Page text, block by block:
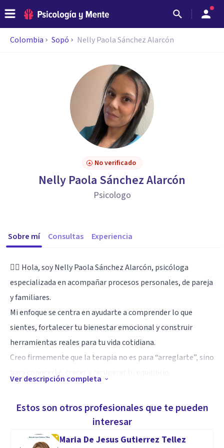
Colombia Sopó Nelly Paola Sánchez Alarcón
No verificado
Nelly Paola Sánchez Alarcón
Psicologo
Sobre mí Consultas Experiencia
👩‍⚕️ Hola, soy Nelly Paola Sánchez Alarcón, psicóloga
especializada en acompañar procesos personales, de pareja
y familiares.
Mi enfoque se centra en ayudarte a comprender lo que
sientes, fortalecer tu bienestar emocional y construir
herramientas reales para tu vida cotidiana.
Creo firmemente que la terapia no es para “arreglarte”, sino
👩‍⚕️ Nelly Paola Sánchez Alarcón – Psicóloga
individual y de pareja. Me caracterizo por una escucha
Ver descripción completa
Estos son otros profesionales que te pueden
interesar
Maria De Jesus Gutierrez Tellez